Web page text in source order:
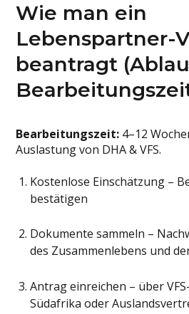
Wie man ein
Lebenspartner-
beantragt
Bearbeitungszeit: 4–12
Auslastung von DHA & VFS.
Kostenlose Einschätzung –
bestätigen
Dokumente sammeln –
des Zusammenlebens und
Antrag einreichen – über
Südafrika oder